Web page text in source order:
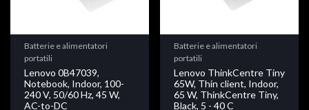
Batterie e alimentatori
portatili
Lenovo 0B47039,
Notebook, Indoor, 100-
240 V, 50/60 Hz, 45 W,
AC-to-DC
Batterie e alimentatori
portatili
Lenovo ThinkCentre Tiny
65W, Thin client, Indoor,
65 W, ThinkCentre Tiny,
Black, 5 - 40 C